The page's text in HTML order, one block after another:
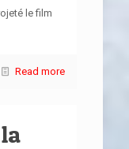
le film
Read more